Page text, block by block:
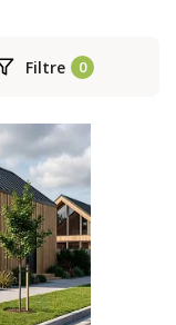
Filtre